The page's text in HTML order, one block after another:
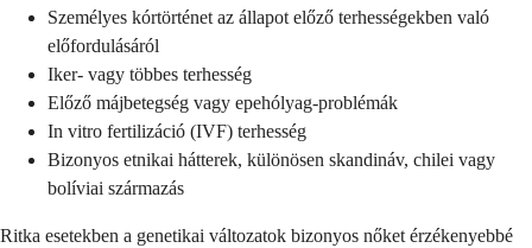
Személyes kórtörténet az állapot előző terhességekben való
előfordulásáról
Iker- vagy többes terhesség
Előző májbetegség vagy epehólyag-problémák
In vitro fertilizáció (IVF) terhesség
Bizonyos etnikai hátterek, különösen skandináv, chilei vagy
bolíviai származás
Ritka esetekben a genetikai változatok bizonyos nőket érzékenyebbé